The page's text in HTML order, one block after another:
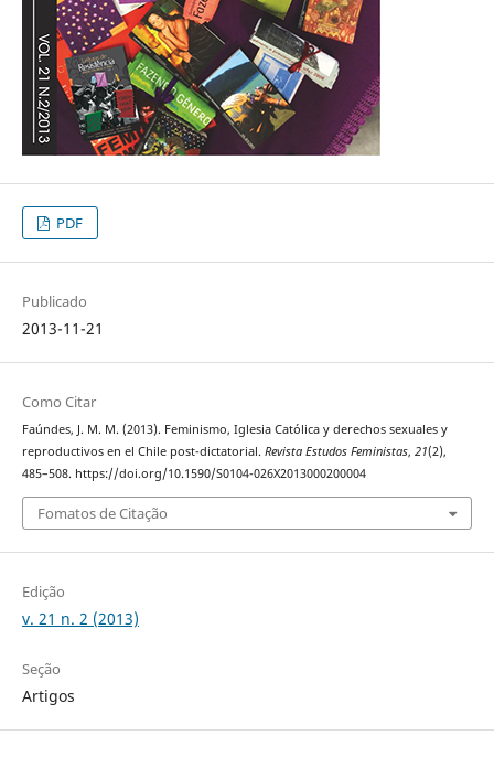
PDF
Publicado
2013-11-21
Como Citar
Faúndes, J. M. M. (2013). Feminismo, Iglesia Católica y derechos sexuales y
reproductivos en el Chile post-dictatorial. Revista Estudos Feministas, 21(2),
485–508. https://doi.org/10.1590/S0104-026X2013000200004
Fomatos de Citação
Edição
v. 21 n. 2 (2013)
Seção
Artigos